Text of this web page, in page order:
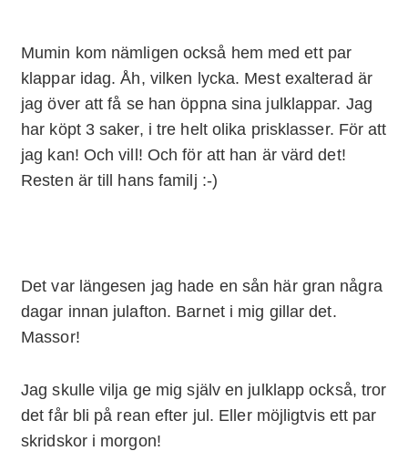
Mumin kom nämligen också hem med ett par
klappar idag. Åh, vilken lycka. Mest exalterad är
jag över att få se han öppna sina julklappar. Jag
har köpt 3 saker, i tre helt olika prisklasser. För att
jag kan! Och vill! Och för att han är värd det!
Resten är till hans familj :-)
Det var längesen jag hade en sån här gran några
dagar innan julafton. Barnet i mig gillar det.
Massor!
Jag skulle vilja ge mig själv en julklapp också, tror
det får bli på rean efter jul. Eller möjligtvis ett par
skridskor i morgon!